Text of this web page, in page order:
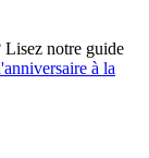
Lisez notre guide
à la